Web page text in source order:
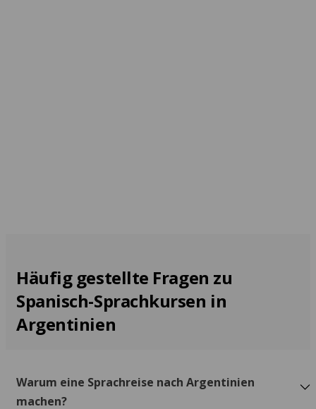
Häufig gestellte Fragen zu
Spanisch-Sprachkursen in
Argentinien
Warum eine Sprachreise nach Argentinien
machen?